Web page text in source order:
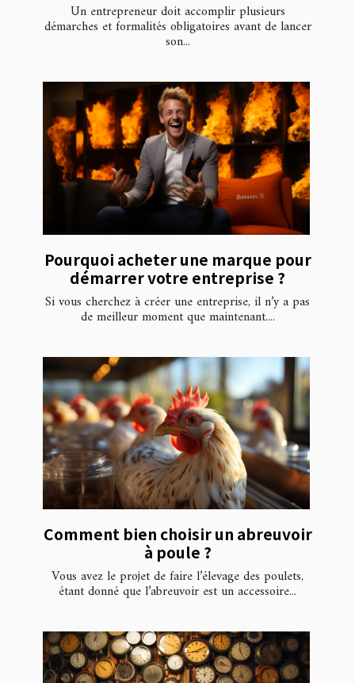
Un entrepreneur doit accomplir plusieurs
démarches et formalités obligatoires avant de lancer
son...
Pourquoi acheter une marque pour
démarrer votre entreprise ?
Si vous cherchez à créer une entreprise, il n’y a pas
de meilleur moment que maintenant....
Comment bien choisir un abreuvoir
à poule ?
Vous avez le projet de faire l’élevage des poulets,
étant donné que l’abreuvoir est un accessoire...